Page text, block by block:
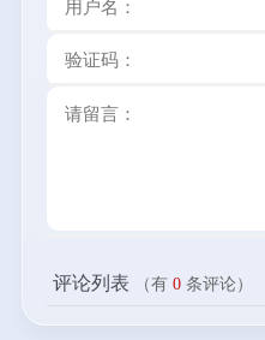
评论列表 （有 0条评论）